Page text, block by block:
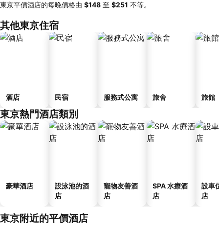
東京平價酒店的每晚價格由 ‎$148 至 ‎$251 不等。
其他東京住宿
酒店 民宿 服務式公寓 旅舍 旅館
東京熱門酒店類別
豪華酒店
設泳池的酒
店
寵物友善酒
店
SPA 水療酒
店
設車
店
東京附近的平價酒店